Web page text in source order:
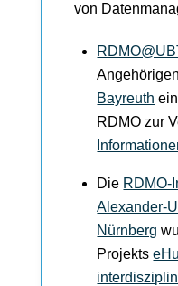
von
Bayreuth
RDMO zur
Die RDMO-
Alexander-
Nürnberg
Projekts